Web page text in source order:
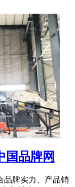
国品牌网
品牌实力、产品销